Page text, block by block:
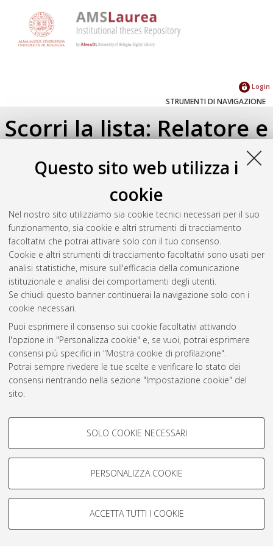
Questo sito web utilizza i
cookie
Nel nostro sito utilizziamo sia cookie tecnici necessari per il suo
funzionamento, sia cookie e altri strumenti di tracciamento
facoltativi che potrai attivare solo con il tuo consenso.
Cookie e altri strumenti di tracciamento facoltativi sono usati per
analisi statistiche, misure sull'efficacia della comunicazione
istituzionale e analisi dei comportamenti degli utenti.
Se chiudi questo banner continuerai la navigazione solo con i
cookie necessari.
Puoi esprimere il consenso sui cookie facoltativi attivando
l'opzione in "Personalizza cookie" e, se vuoi, potrai esprimere
consensi più specifici in "Mostra cookie di profilazione".
Potrai sempre rivedere le tue scelte e verificare lo stato dei
consensi rientrando nella sezione "Impostazione cookie" del
sito.
COOKIE DI PROFILAZIONE -
Si tratta di cookie utilizzati per analizzare le caratteristiche della
navigazione degli utenti, creare profili in base al loro comportamento
Mostra cookie di profilazione
COOKIE TECNICI - NECESSARI
SOLO COOKIE NECESSARI
PERSONALIZZA COOKIE
ACCETTA TUTTI I COOKIE
Login
STRUMENTI DI NAVIGAZIONE
Scorri la lista: Relatore e
Correlatore
Seleziona un valore dall'elenco sottostante.
2015(1)
Atom
Rss 1.0
Rss 2.0
AMS Laurea
Servizio implementato e gestito da AlmaDL
Impostazioni Cookie
© ALMA MATER STUDIORUM - Università di Bologna, 2007-2026.